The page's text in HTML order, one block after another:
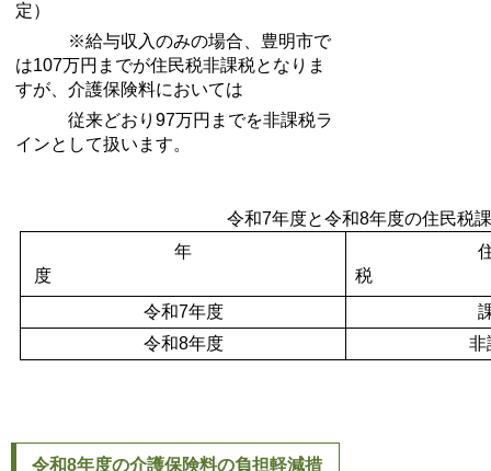
定）
※給与収入のみの場合、豊明市で
は107万円までが住民税非課税となりま
すが、介護保険料においては
従来どお り97万円までを非課税ラ
インとして扱います。
令和7年度と令和8年度の住民税
年
度
令和7年度
令和8年度
非
令和8年度の介護保険料の負担軽減措